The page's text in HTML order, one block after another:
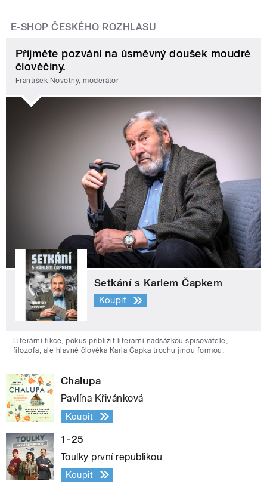
E-SHOP ČESKÉHO ROZHLASU
Přijměte pozvání na úsměvný doušek moudré
člověčiny.
František Novotný, moderátor
Setkání s Karlem Čapkem
Koupit
Literární fikce, pokus přiblížit literární nadsázkou spisovatele,
filozofa, ale hlavně člověka Karla Čapka trochu jinou formou.
Chalupa
Pavlína Křivánková
Koupit
1-25
Toulky první republikou
Koupit